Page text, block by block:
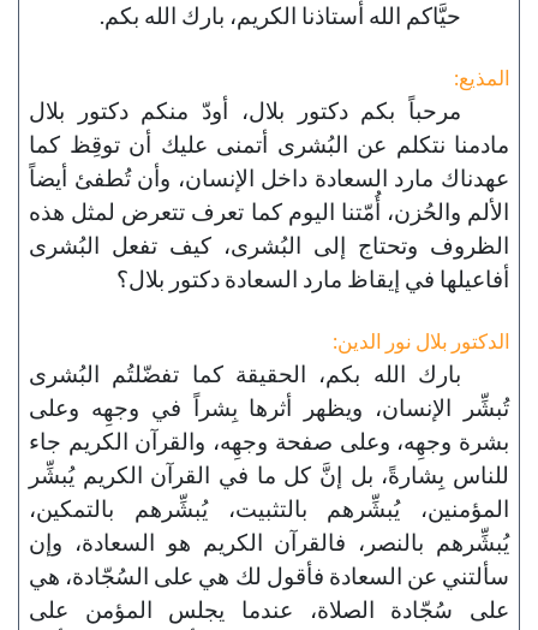
حيَّاكم الله أستاذنا الكريم، بارك الله بكم.
المذيع:
مرحباً بكم دكتور بلال، أودّ منكم دكتور بلال
مادمنا نتكلم عن البُشرى أتمنى عليك أن توقِظ كما
عهدناك مارد السعادة داخل الإنسان، وأن تُطفئ أيضاً
الألم والحُزن، أُمّتنا اليوم كما تعرف تتعرض لمثل هذه
الظروف وتحتاج إلى البُشرى، كيف تفعل البُشرى
أفاعيلها في إيقاظ مارد السعادة دكتور بلال؟
الدكتور بلال نور الدين:
بارك الله بكم، الحقيقة كما تفضّلتُم البُشرى
تُبشِّر الإنسان، ويظهر أثرها بِشراً في وجهِه وعلى
بشرة وجهِه، وعلى صفحة وجهِه، والقرآن الكريم جاء
للناس بِشارةً، بل إنَّ كل ما في القرآن الكريم يُبشِّر
المؤمنين، يُبشِّرهم بالتثبيت، يُبشِّرهم بالتمكين،
يُبشِّرهم بالنصر، فالقرآن الكريم هو السعادة، وإن
سألتني عن السعادة فأقول لك هي على السُجّادة، هي
على سُجّادة الصلاة، عندما يجلس المؤمن على